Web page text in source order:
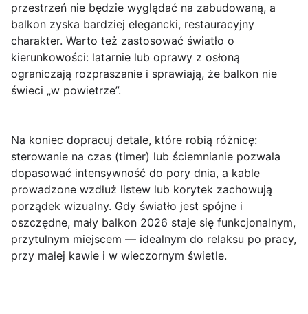
przestrzeń nie będzie wyglądać na zabudowaną, a
balkon zyska bardziej elegancki, restauracyjny
charakter. Warto też zastosować światło o
kierunkowości: latarnie lub oprawy z osłoną
ograniczają rozpraszanie i sprawiają, że balkon nie
świeci „w powietrze”.
Na koniec dopracuj detale, które robią różnicę:
sterowanie na czas (timer) lub ściemnianie pozwala
dopasować intensywność do pory dnia, a kable
prowadzone wzdłuż listew lub korytek zachowują
porządek wizualny. Gdy światło jest spójne i
oszczędne, mały balkon 2026 staje się funkcjonalnym,
przytulnym miejscem — idealnym do relaksu po pracy,
przy małej kawie i w wieczornym świetle.